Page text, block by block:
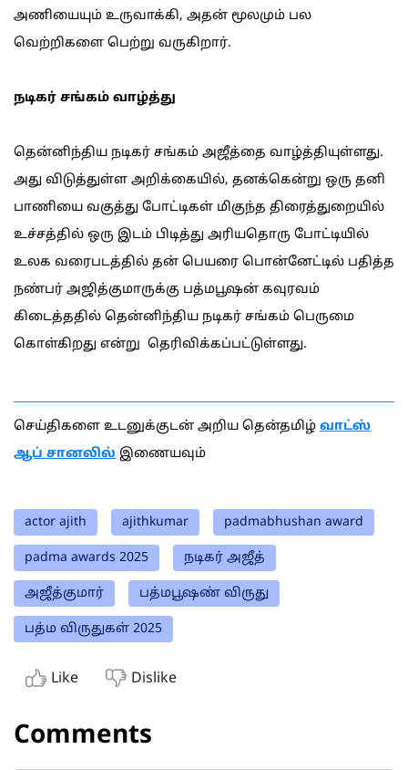
அணியையும் உருவாக்கி, அதன் மூலமும் பல
வெற்றிகளை பெற்று வருகிறார்.
நடிகர் சங்கம் வாழ்த்து
தென்னிந்திய நடிகர் சங்கம் அஜீத்தை வாழ்த்தியுள்ளது.
அது விடுத்துள்ள அறிக்கையில், தனக்கென்று ஒரு தனி
பாணியை வகுத்து போட்டிகள் மிகுந்த திரைத்துறையில்
உச்சத்தில் ஒரு இடம் பிடித்து அரியதொரு போட்டியில்
உலக வரைபடத்தில் தன் பெயரை பொன்னேட்டில் பதித்த
நண்பர் அஜித்குமாருக்கு பத்மபூஷன் கவுரவம்
கிடைத்ததில் தென்னிந்திய நடிகர் சங்கம் பெருமை
கொள்கிறது என்று தெரிவிக்கப்பட்டுள்ளது.
செய்திகளை உடனுக்குடன் அறிய தென்தமிழ் வாட்ஸ்
ஆப் சானலில் இணையவும்
actor ajith ajithkumar padmabhushan award
padma awards 2025 நடிகர் அஜீத்
அஜீத்குமார் பத்மபூஷண் விருது
பத்ம விருதுகள் 2025
Like Dislike
Comments